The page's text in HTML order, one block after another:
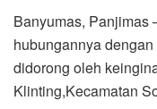
Banyumas, Panjimas
hubungannya
didorong oleh
Klinting,Kecamatan